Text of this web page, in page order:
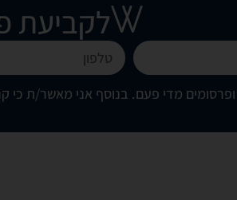
לקביעת
מדי פעם. בנוסף אני מאשר/ת כי